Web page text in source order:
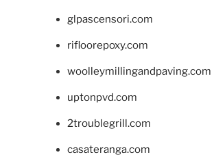
glpascensori.com
rifloorepoxy.com
woolleymillingandpaving.com
uptonpvd.com
2troublegrill.com
casateranga.com